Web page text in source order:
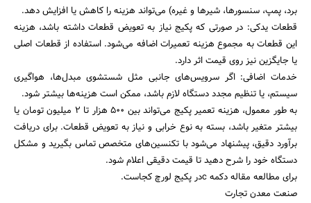
برد، پمپ، سنسورها، شیرها و غیره) می‌تواند هزینه را کاهش یا افزایش دهد.
قطعات یدکی: در صورتی که پکیج نیاز به تعویض قطعات داشته باشد، هزینه
این قطعات به مجموع هزینه تعمیرات اضافه می‌شود. استفاده از قطعات اصلی
یا جایگزین نیز روی قیمت اثر دارد.
خدمات اضافی: اگر سرویس‌های جانبی مثل شستشوی مبدل‌ها، هواگیری
سیستم، یا تنظیم مجدد دستگاه لازم باشد، ممکن است هزینه‌ها بیشتر شود.
به طور معمول، هزینه تعمیر پکیج می‌تواند بین ۵۰۰ هزار تا ۲ میلیون تومان یا
بیشتر متغیر باشد، بسته به نوع خرابی و نیاز به تعویض قطعات. برای دریافت
برآورد دقیق، پیشنهاد می‌شود با تکنسین‌های متخصص تماس بگیرید و مشکل
دستگاه خود را شرح دهید تا قیمت دقیقی اعلام شود.
برای مطالعه مقاله دکمه cدر پکیج لورچ کجاست.
صنعت معدن تجارت